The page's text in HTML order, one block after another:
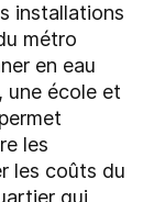
installations
métro
en eau
une école et
les
les coûts du
qui